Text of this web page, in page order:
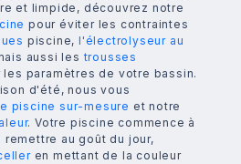
et limpide, découvrez notre
pour éviter les contraintes
piscine, l'électrolyseur au
aussi lestrousses
paramètres de votre bassin.
d'été, nous vous
piscine sur-mesure et notre
. Votre piscine commence à
au goût du jour,
en mettant de la couleur